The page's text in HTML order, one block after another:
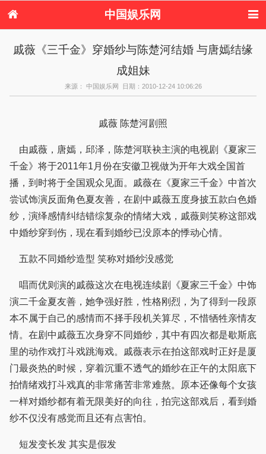
中国娱乐网
港台娱乐
日本娱乐 韩国娱乐
欧美娱乐
音乐新闻 影视新闻
港台明星八卦
日本韩国明星
欧美明星八卦
戚薇《三千金》穿婚纱与陈楚河结婚 与唐嫣结缘
成姐妹
来源： 中国娱乐网 日期：2010-12-24 10:06:26
戚薇 陈楚河剧照
由戚薇，唐嫣，邱泽，陈楚河联袂主演的电视剧《夏家三
千金》将于2011年1月份在安徽卫视做为开年大戏全国首
播，到时将于全国观众见面。戚薇在《夏家三千金》中首次
尝试饰演反面角色夏友善，在剧中戚薇五度身披五款白色婚
纱，演绎感情纠结错综复杂的情绪大戏，戚薇则笑称这部戏
中婚纱穿到伤，现在看到婚纱已没原本的悸动心情。
五款不同婚纱造型 笑称对婚纱没感觉
唱而优则演的戚薇这次在电视连续剧《夏家三千金》中饰
演二千金夏友善，她争强好胜，性格刚烈，为了得到一段原
本不属于自己的感情而不择手段机关算尽，不惜牺牲亲情友
情。在剧中戚薇五次身穿不同婚纱，其中有四次都是歇斯底
里的动作戏打斗戏跳海戏。戚薇表示在拍这部戏时正好是厦
门最炎热的时候，穿着沉重不透气的婚纱在正午的太阳底下
拍情绪戏打斗戏真的非常痛苦非常难熬。原本还像每个女孩
一样对婚纱都有着无限美好的向往，拍完这部戏后，看到婚
纱不仅没有感觉而且还有点害怕。
短发变长发 其实是假发